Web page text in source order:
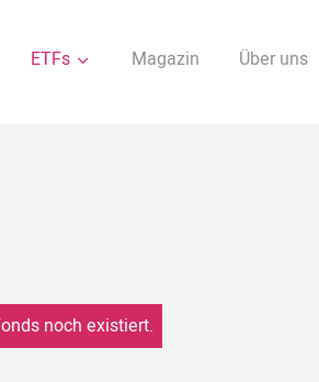
ETFs Magazin Über uns
noch existiert.